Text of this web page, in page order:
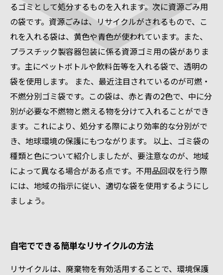
るゴミとして処分するものを入れます。次に資源ごみ用
の袋です。資源ごみは、リサイクルがされるもので、こ
れを入れる袋は、黄色や青色が使われています。また、
プラスチック製容器包装に係る資源ゴミ用の袋がありま
す。主にペットボトルや飲料缶等を入れる袋で、透明の
袋を使用します。 また、最近注目されているのが可燃・
不燃分別ゴミ袋です。この袋は、赤と青の2色で、中に分
別が必要な不燃物と燃える物を分けて入れることができ
ます。これにより、処分する際により効率的な分別がで
き、地球環境の保護にもつながります。 以上、ゴミ袋の
種類と色について紹介しましたが、要注意なのが、地域
によって異なる場合がある点です。不用品回収を行う際
には、地域の指示に従い、適切な袋を使用するようにし
ましょう。
自宅でできる簡単なリサイクルの方法
リサイクルは、廃棄物を有効活用することで、環境保護